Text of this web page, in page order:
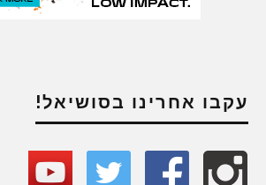
עקבו אחרינו בסושיאל!